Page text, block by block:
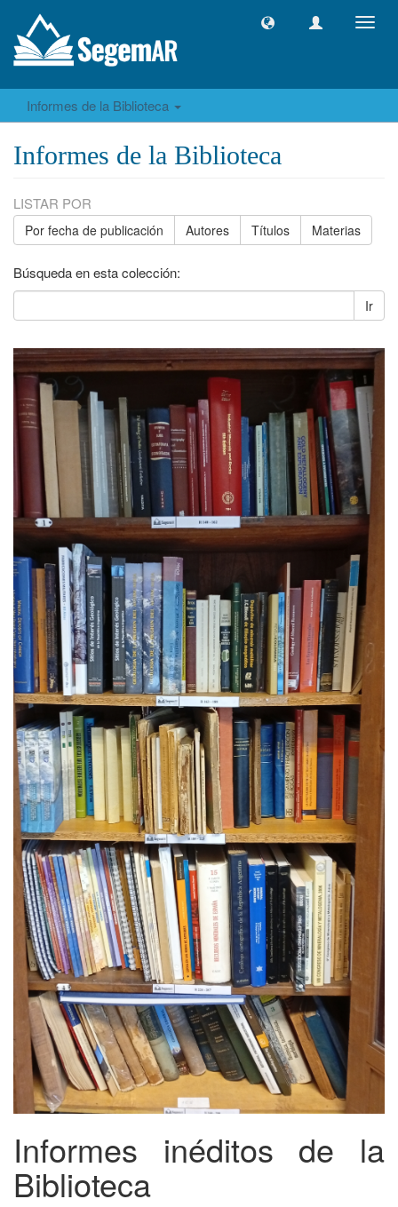
Informes de la Biblioteca
Informes de la Biblioteca
LISTAR POR
Por fecha de publicación Autores Títulos Materias
Búsqueda en esta colección:
Ir
Informes inéditos de la
Biblioteca